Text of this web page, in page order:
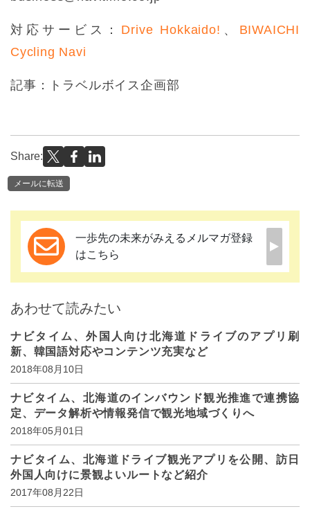
対応サービス： Drive Hokkaido! 、 BIWAICHI
Cycling Navi
記事：トラベルボイス企画部
Share:
メールに転送
一歩先の未来がみえるメルマガ登録
はこちら
あわせて読みたい
ナビタイム、外国人向け北海道ドライブのアプリ刷
新、韓国語対応やコンテンツ充実など
2018年08月10日
ナビタイム、北海道のインバウンド観光推進で連携協
定、データ解析や情報発信で観光地域づくりへ
2018年05月01日
ナビタイム、北海道ドライブ観光アプリを公開、訪日
外国人向けに景観よいルートなど紹介
2017年08月22日